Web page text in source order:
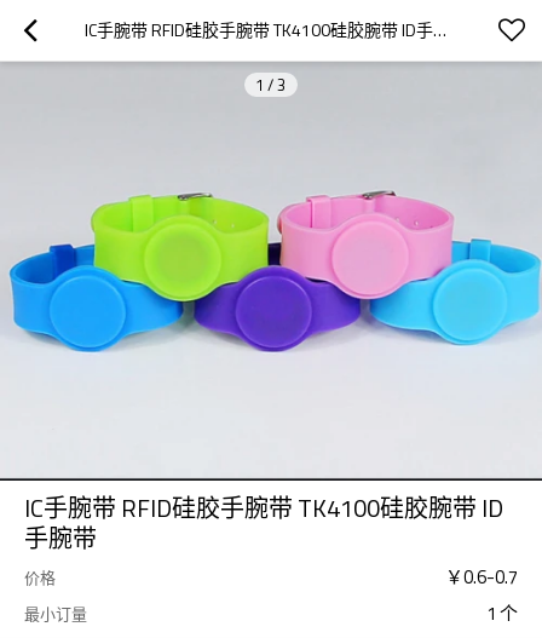
IC手腕带 RFID硅胶手腕带 TK4100硅胶腕带 ID手腕带
1 /3
IC手腕带 RFID硅胶手腕带 TK4100硅胶腕带 ID
手腕带
价格 ￥0.6-0.7
最小订量 1 个